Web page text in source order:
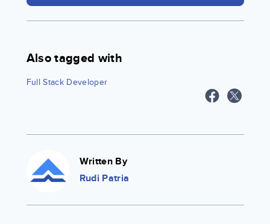
Also tagged with
Full Stack Developer
Written By
Rudi Patria